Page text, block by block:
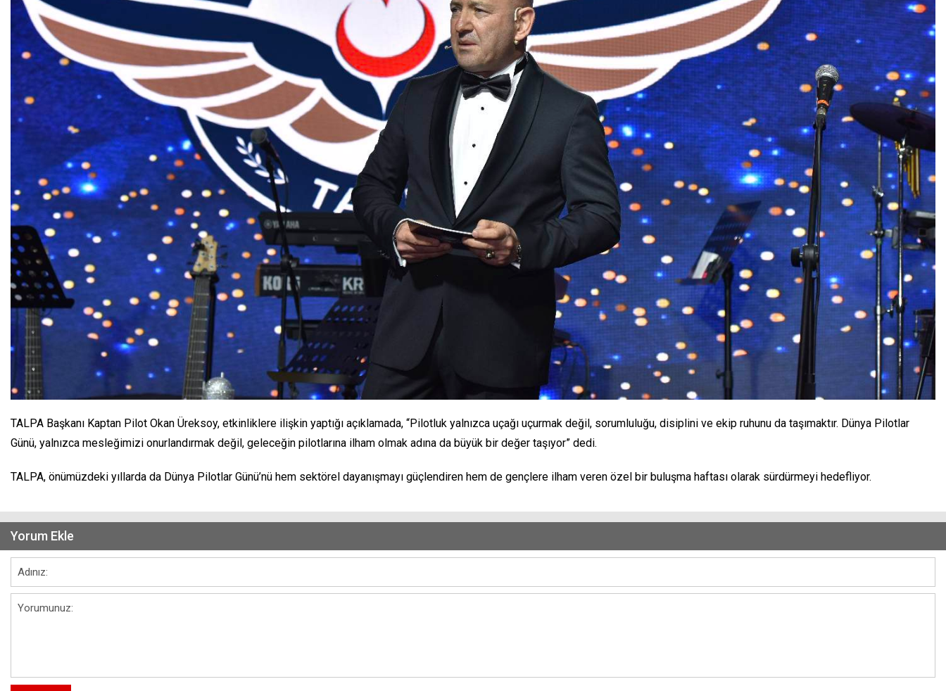
TALPA Başkanı Kaptan Pilot Okan Üreksoy, etkinliklere ilişkin yaptığı açıklamada, “Pilotluk yalnızca uçağı uçurmak değil, sorumluluğu, disiplini ve ekip ruhunu da taşımaktır. Dünya Pilotlar
Günü, yalnızca mesleğimizi onurlandırmak değil, geleceğin pilotlarına ilham olmak adına da büyük bir değer taşıyor” dedi.
TALPA, önümüzdeki yıllarda da Dünya Pilotlar Günü’nü hem sektörel dayanışmayı güçlendiren hem de gençlere ilham veren özel bir buluşma haftası olarak sürdürmeyi hedefliyor.
Yorum Ekle